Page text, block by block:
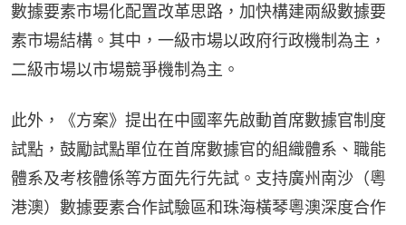
數據要素市場化配置改革思路，加快構建兩級數據要
素市場結構。其中，一級市場以政府行政機制為主，
二級市場以市場競爭機制為主。
此外，《方案》提出在中國率先啟動首席數據官制度
試點，鼓勵試點單位在首席數據官的組織體系、職能
體系及考核體係等方面先行先試。支持廣州南沙（粵
港澳）數據要素合作試驗區和珠海橫琴粵澳深度合作